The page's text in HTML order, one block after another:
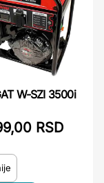
W-SZI 3500i
RSD